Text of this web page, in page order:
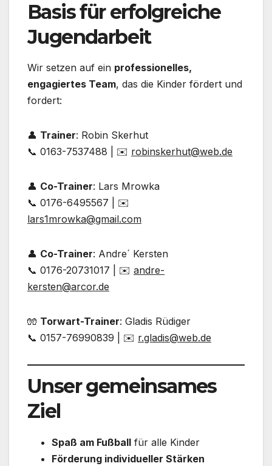
Basis für erfolgreiche
Jugendarbeit
Wir setzen auf ein professionelles,
engagiertes Team, das die Kinder fördert und
fordert:
👤 Trainer: Robin Skerhut
📞 0163-7537488 | ✉️ robinskerhut@web.de
👤 Co-Trainer: Lars Mrowka
📞 0176-6495567 | ✉️
lars1mrowka@gmail.com
👤 Co-Trainer: Andre´ Kersten
📞 0176-20731017 | ✉️ andre-
kersten@arcor.de
🧤 Torwart-Trainer: Gladis Rüdiger
📞 0157-76990839 | ✉️ r.gladis@web.de
Unser gemeinsames
Ziel
Spaß am Fußball für alle Kinder
Förderung individueller Stärken